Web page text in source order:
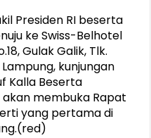
Presiden RI beserta
ke Swiss-Belhotel
Gulak Galik, Tlk.
kunjungan
Kalla Beserta
membuka Rapat
yang pertama di